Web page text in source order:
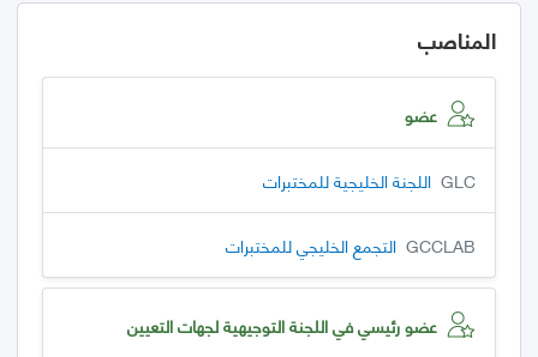
المناصب
عضو
GLC اللجنة الخليجية للمختبرات
GCCLAB التجمع الخليجي للمختبرات
عضو رئيسي في اللجنة التوجيهية لجهات التعيين